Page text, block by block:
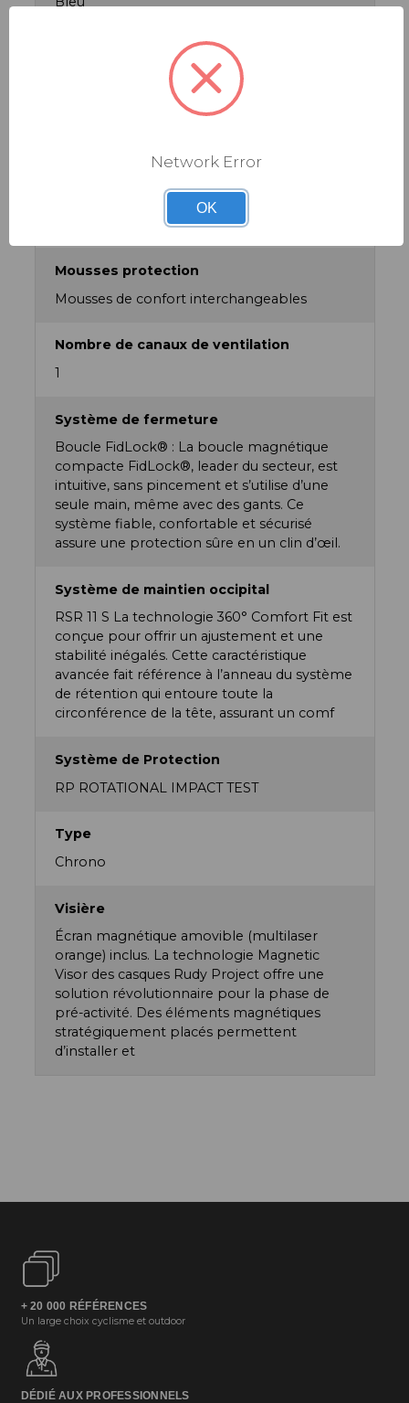
CE/EN 1078. CPSC 12.03
Mousses protection
Mousses de confort interchangeables
Nombre de canaux de ventilation
1
Système de fermeture
Boucle FidLock® : La boucle magnétique
compacte FidLock®, leader du secteur, est
intuitive, sans pincement et s’utilise d’une
seule main, même avec des gants. Ce
système fiable, confortable et sécurisé
assure une protection sûre en un clin d’œil.
Système de maintien occipital
RSR 11 S La technologie 360° Comfort Fit est
conçue pour offrir un ajustement et une
stabilité inégalés. Cette caractéristique
avancée fait référence à l’anneau du système
de rétention qui entoure toute la
circonférence de la tête, assurant un comf
Système de Protection
RP ROTATIONAL IMPACT TEST
Type
Chrono
Visière
Écran magnétique amovible (multilaser
orange) inclus. La technologie Magnetic
Visor des casques Rudy Project offre une
solution révolutionnaire pour la phase de
pré-activité. Des éléments magnétiques
stratégiquement placés permettent
d’installer et
+ 20 000 RÉFÉRENCES
Un large choix cyclisme et outdoor
DÉDIÉ AUX PROFESSIONNELS
Network Error
OK